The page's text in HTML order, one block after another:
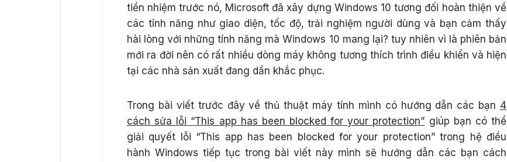
tiền nhiệm trước nó, Microsoft đã xây dựng Windows 10 tương đối hoàn thiện về
các tính năng như giao diện, tốc độ, trải nghiệm người dùng và bạn cảm thấy
hài lòng với những tính năng mà Windows 10 mang lại? tuy nhiên vì là phiên bản
mới ra đời nên có rất nhiều dòng máy không tương thích trình điều khiển và hiện
tại các nhà sản xuất đang dần khắc phục.
Trong bài viết trước đây về thủ thuật máy tính mình có hướng dẫn các bạn 4
cách sửa lỗi “This app has been blocked for your protection” giúp bạn có thể
giải quyết lỗi “This app has been blocked for your protection” trong hệ điều
hành Windows tiếp tục trong bài viết này mình sẽ hướng dẫn các bạn cách